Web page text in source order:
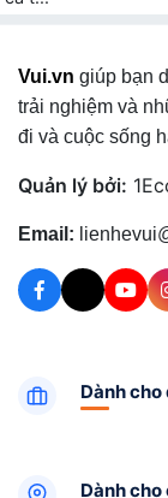
Vui.vn giúp bạn
trải nghiệm và
đi và cuộc sống
Quản lý bởi:
Email:
Dành
Dành